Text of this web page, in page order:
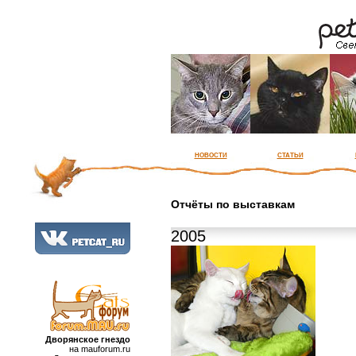
Дворянское гнездо
на mauforum.ru
новости статьи
Отчёты по выставкам
2005